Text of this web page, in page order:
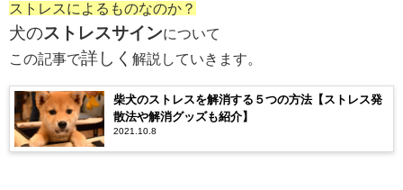
ストレスによるものなのか？
犬のストレスサインについて
この記事で詳しく 解説していきます。
柴犬のストレスを解消する５つの方法【ストレス発
散法や解消グッズも紹介】
2021.10.8